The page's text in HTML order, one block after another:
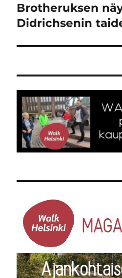
artikkeli:
Brotheruksen
Didrichsenin